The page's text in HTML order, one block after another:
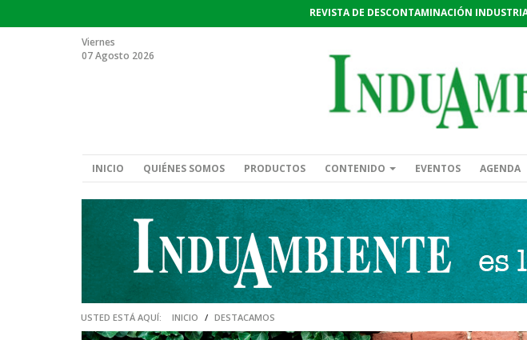
REVISTA DE DESCONTAMINACIÓN
Viernes
07 Agosto 2026
INICIO QUIÉNES SOMOS PRODUCTOS CONTENIDO EVENTOS AGENDA
USTED ESTÁ AQUÍ: INICIO / DESTACAMOS